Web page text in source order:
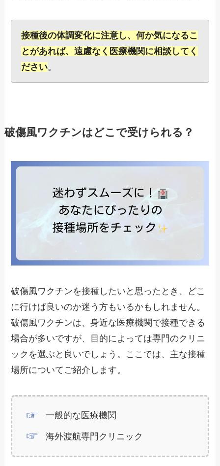
接種後の体調変化に注意し、何か気になるこ
とがあれば、遠慮なく医療機関に相談してく
ださい。
破傷風ワクチンはどこで受けられる？
破傷風ワクチンを接種したいと思ったとき、どこ
に行けば良いのか迷う方もいるかもしれません。
破傷風ワクチンは、身近な医療機関で接種できる
場合が多いですが、目的によっては専門のクリニ
ックを選ぶと良いでしょう。ここでは、主な接種
場所についてご紹介します。
一般的な医療機関
海外渡航専門クリニック